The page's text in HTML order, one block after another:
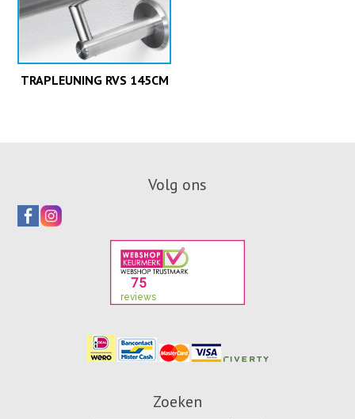
TRAPLEUNING RVS 145CM
Volg ons
Zoeken